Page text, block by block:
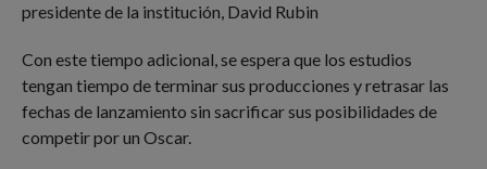
presidente de la institución, David Rubin
Con este tiempo adicional, se espera que los estudios
tengan tiempo de terminar sus producciones y retrasar las
fechas de lanzamiento sin sacrificar sus posibilidades de
competir por un Oscar.